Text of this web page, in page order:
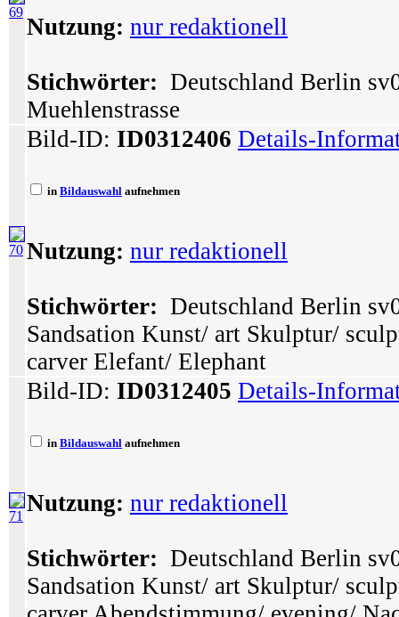
69
Nutzung: nur redaktionell
Stichwörter: Deutschland Berlin
Muehlenstrasse
70
Bild-ID: ID0312406 Details-
in Bildauswahl aufnehmen
Nutzung: nur redaktionell
Stichwörter: Deutschland Berlin
Sandsation Kunst/ art Skulptur/
carver Elefant/ Elephant
71
Bild-ID: ID0312405 Details-
in Bildauswahl aufnehmen
Nutzung: nur redaktionell
Stichwörter: Deutschland Berlin
Sandsation Kunst/ art Skulptur/